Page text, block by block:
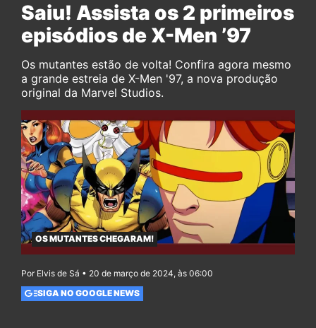
Saiu! Assista os 2 primeiros
episódios de X-Men ’97
Os mutantes estão de volta! Confira agora mesmo
a grande estreia de X-Men '97, a nova produção
original da Marvel Studios.
OS MUTANTES CHEGARAM!
Por Elvis de Sá • 20 de março de 2024, às 06:00
SIGA NO GOOGLE NEWS